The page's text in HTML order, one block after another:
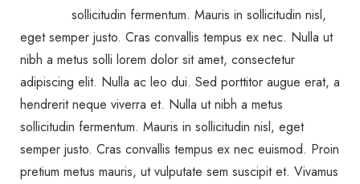
sollicitudin fermentum. Mauris in sollicitudin nisl,
eget semper justo. Cras convallis tempus ex nec. Nulla ut
nibh a metus solli lorem dolor sit amet, consectetur
adipiscing elit. Nulla ac leo dui. Sed porttitor augue erat, a
hendrerit neque viverra et. Nulla ut nibh a metus
sollicitudin fermentum. Mauris in sollicitudin nisl, eget
semper justo. Cras convallis tempus ex nec euismod. Proin
pretium metus mauris, ut vulputate sem suscipit et. Vivamus